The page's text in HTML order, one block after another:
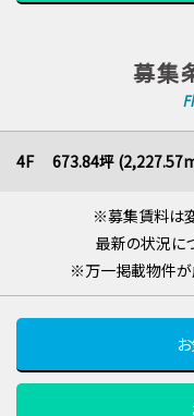
募集
4F 673.84坪
※募集賃料は
最新の状況に
※万一掲載物件が